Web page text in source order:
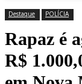
Destaque POLÍCIA
Rapaz é
R$